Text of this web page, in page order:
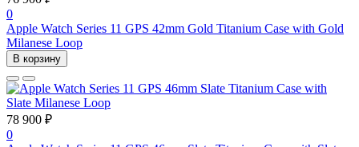
0
Apple Watch Series 11 GPS 42mm Gold Titanium Case with Gold
Milanese Loop
В корзину
78 900 ₽
0